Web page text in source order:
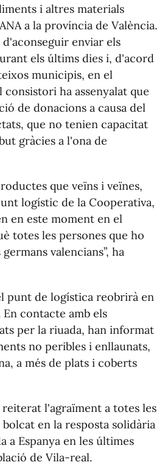
i altres materials
a la província de València.
enviar els
els últims dies i, d'acord
municipis, en el
ha assenyalat que
de donacions a causa del
que no tenien capacitat
gràcies a l'ona de
que veïns i veïnes,
logístic de la Cooperativa,
en este moment en el
totes les persones que ho
valencians”, ha
punt de logística reobrirà en
contacte amb els
per la riuada, han informat
no peribles i enllaunats,
a més de plats i coberts
reiterat l'agraïment a totes les
en la resposta solidària
a Espanya en les últimes
de Vila-real.